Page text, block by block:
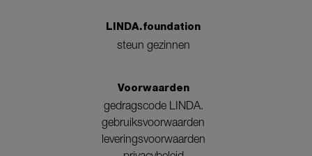
LINDA.foundation
steun gezinnen
Voorwaarden
gedragscode LINDA.
gebruiksvoorwaarden
leveringsvoorwaarden